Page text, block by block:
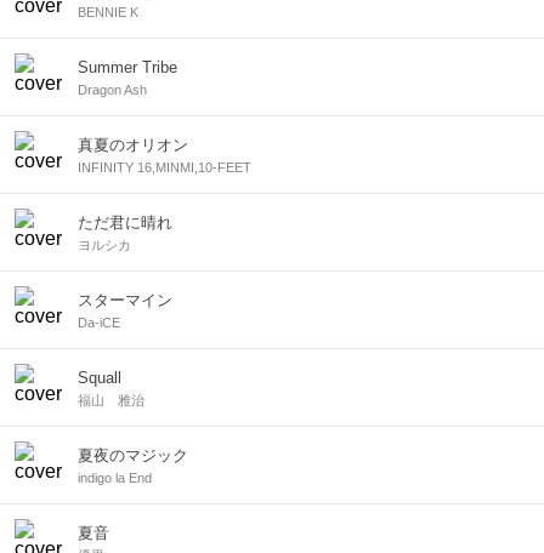
BENNIE K
Summer Tribe
Dragon Ash
真夏のオリオン
INFINITY 16,MINMI,10-FEET
ただ君に晴れ
ヨルシカ
スターマイン
Da-iCE
Squall
福山 雅治
夏夜のマジック
indigo la End
夏音